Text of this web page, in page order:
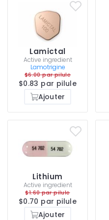
Lamictal
Active ingredient
Lamotrigine
$6.00 par pilule
$0.83 par pilule
Ajouter
Lithium
Active ingredient
$1.60 par pilule
$0.70 par pilule
Ajouter